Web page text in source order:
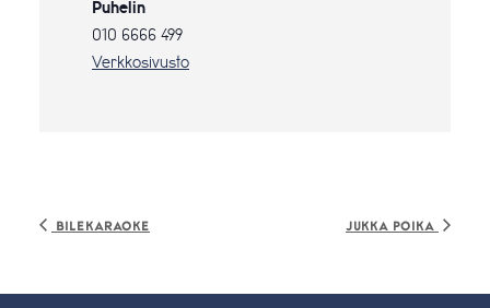
Puhelin
010 6666 499
Verkkosivusto
Bilekaraoke Jukka Poika